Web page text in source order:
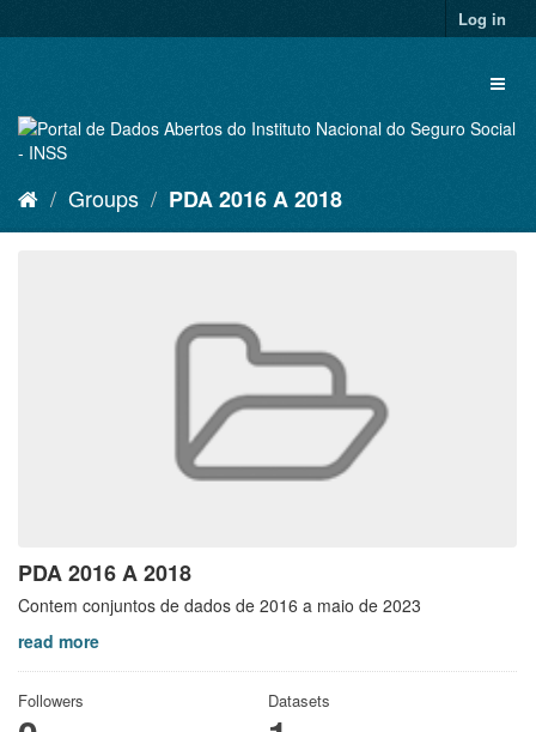
to
Log in
Groups PDA 2016 A 2018
PDA 2016 A 2018
Contem conjuntos de dados de 2016 a maio de 2023
read more
Followers Datasets